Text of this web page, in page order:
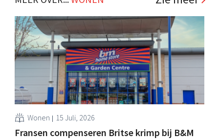
Wonen 15 Juli, 2026
Fransen compenseren Britse krimp bij B&M